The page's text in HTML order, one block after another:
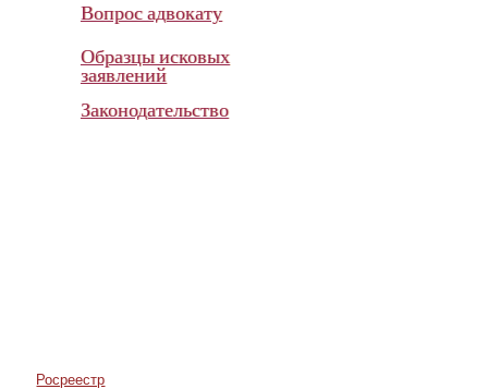
Вопрос адвокату
Образцы исковых
заявлений
Законодательство
Росреестр